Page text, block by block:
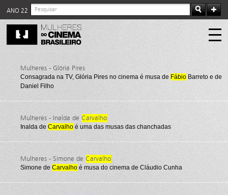
ANO 22
Mulheres - Glória Pires
Consagrada na TV, Glória Pires no cinema é musa de Fábio Barreto e de
Daniel Filho
Mulheres - Inalda de Carvalho
Inalda de Carvalho é uma das musas das chanchadas
Mulheres - Simone de Carvalho
Simone de Carvalho é musa do cinema de Cláudio Cunha